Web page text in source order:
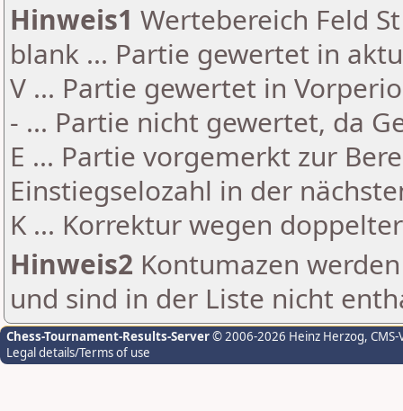
Hinweis1 Wertebereich Feld
blank ... Partie gewertet in
V ... Partie gewertet in
- ... Partie nicht gewertet, da
E ... Partie vorgemerkt zur
Einstiegselozahl in der
K ... Korrektur wegen
Hinweis2 Kontumazen
und sind in der Liste nicht
Chess-Tournament-Results-Server© 2006-2026 Heinz Herzog,
Legal details/Terms of use